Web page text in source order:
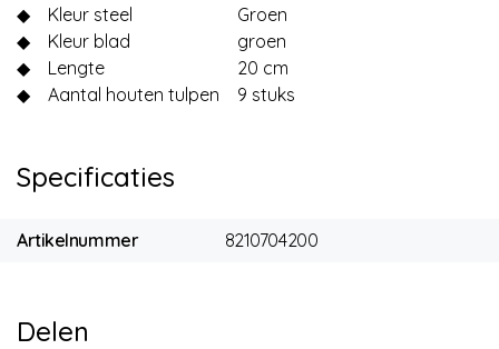
◆
Kleur steel
Groen
◆
Kleur blad
groen
◆
Lengte
20 cm
◆
Aantal houten tulpen 9 stuks
Specificaties
Artikelnummer 8210704200
Delen